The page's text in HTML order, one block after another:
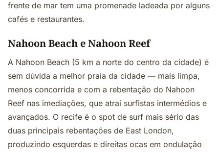
frente de mar tem uma promenade ladeada por alguns
cafés e restaurantes.
Nahoon Beach e Nahoon Reef
A Nahoon Beach (5 km a norte do centro da cidade) é
sem dúvida a melhor praia da cidade — mais limpa,
menos concorrida e com a rebentação do Nahoon
Reef nas imediações, que atrai surfistas intermédios e
avançados. O recife é o spot de surf mais sério das
duas principais rebentações de East London,
produzindo esquerdas e direitas ocas em ondulação